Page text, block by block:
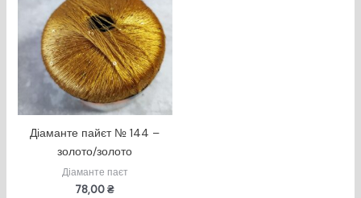
Діаманте пайєт № 144 –
золото/золото
Діаманте паєт
78,00₴